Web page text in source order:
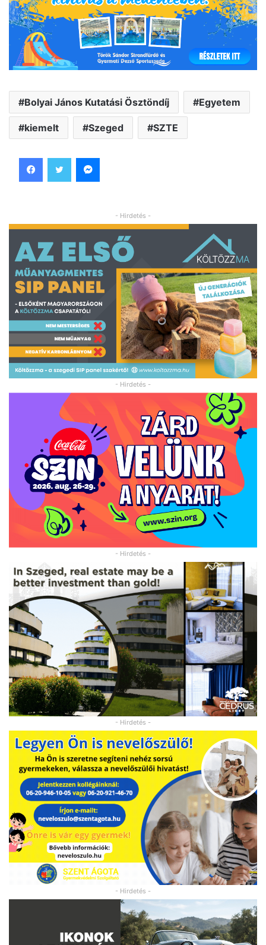
Bolyai János Kutatási Ösztöndíj Egyetem
kiemelt Szeged SZTE
- Hirdetés -
- Hirdetés -
- Hirdetés -
- Hirdetés -
- Hirdetés -